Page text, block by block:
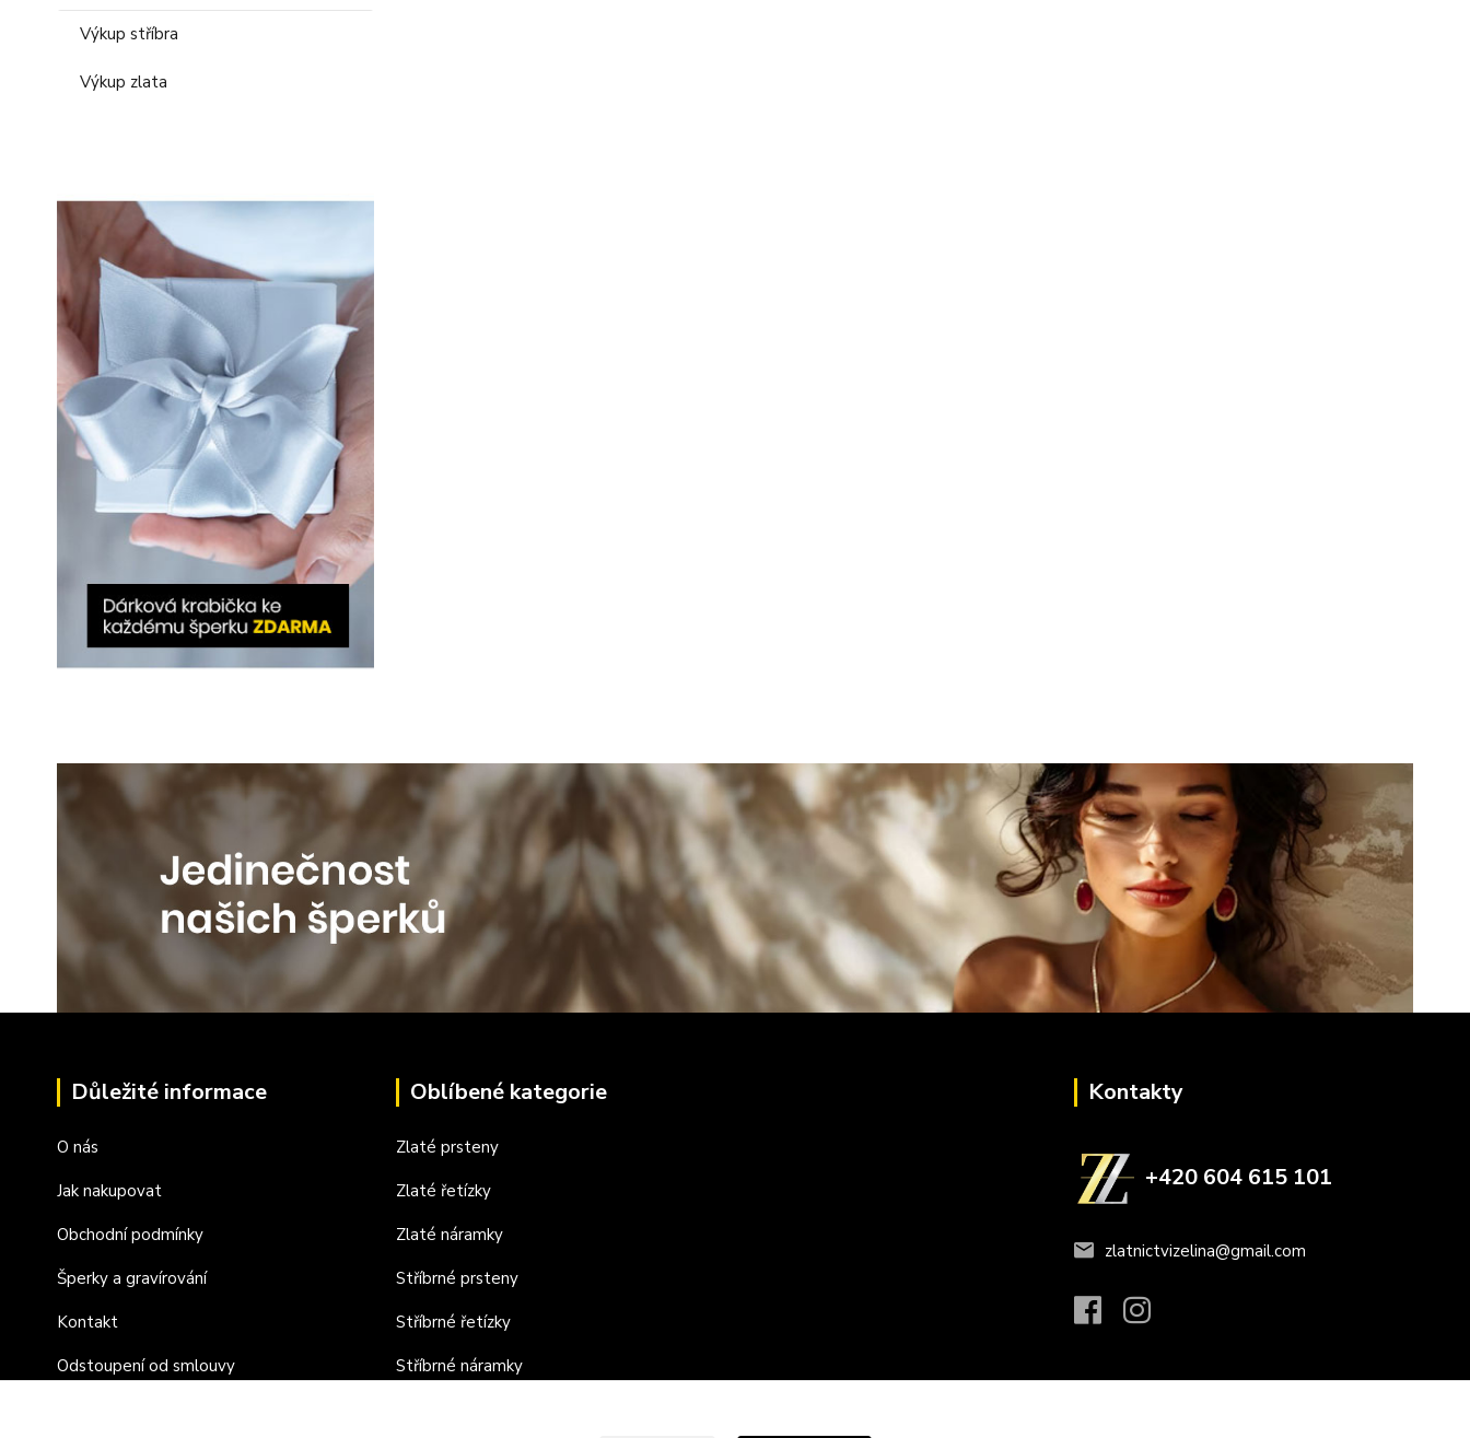
Výkup stříbra
Výkup zlata
Důležité informace
O nás
Jak nakupovat
Obchodní podmínky
Šperky a gravírování
Kontakt
Odstoupení od smlouvy
Oblíbené kategorie
Zlaté prsteny
Zlaté řetízky
Zlaté náramky
Stříbrné prsteny
Stříbrné řetízky
Stříbrné náramky
Kontakty
+420 604 615 101
zlatnictvizelina@gmail.com